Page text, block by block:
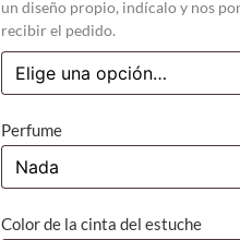
un diseño propio, indícalo y nos
recibir el pedido.
Perfume
Color de la cinta del estuche